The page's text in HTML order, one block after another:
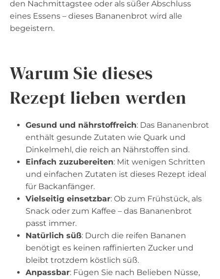
den Nachmittagstee oder als süßer Abschluss
eines Essens – dieses Bananenbrot wird alle
begeistern.
Warum Sie dieses
Rezept lieben werden
Gesund und nährstoffreich: Das Bananenbrot
enthält gesunde Zutaten wie Quark und
Dinkelmehl, die reich an Nährstoffen sind.
Einfach zuzubereiten: Mit wenigen Schritten
und einfachen Zutaten ist dieses Rezept ideal
für Backanfänger.
Vielseitig einsetzbar: Ob zum Frühstück, als
Snack oder zum Kaffee – das Bananenbrot
passt immer.
Natürlich süß: Durch die reifen Bananen
benötigt es keinen raffinierten Zucker und
bleibt trotzdem köstlich süß.
Anpassbar: Fügen Sie nach Belieben Nüsse,